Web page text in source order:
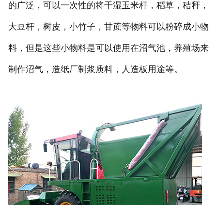
发货现场
厂房厂貌
联系我们
的广泛，可以一次性的将干湿玉米杆，稻草，秸秆，
大豆杆，树皮，小竹子，甘蔗等物料可以粉碎成小物
料，但是这些小物料是可以使用在沼气池，养殖场来
制作沼气，造纸厂制浆质料，人造板用途等。